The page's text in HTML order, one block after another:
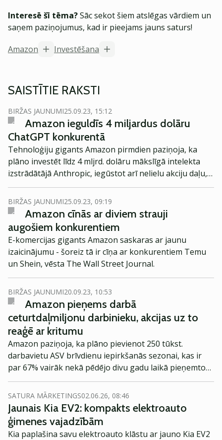
Interesē šī tēma?Sāc sekot šiem atslēgas vārdiem un
saņem paziņojumus, kad ir pieejams jauns saturs!
Amazon
Investēšana
SAISTĪTIE RAKSTI
BIRŽAS JAUNUMI25.09.23, 15:12
Amazon ieguldīs 4 miljardus dolāru
ChatGPT konkurentā
Tehnoloģiju gigants Amazon pirmdien paziņoja, ka
plāno investēt līdz 4 mljrd. dolāru mākslīgā intelekta
izstrādātājā Anthropic, iegūstot arī nelielu akciju daļu,
raksta CNBC.
BIRŽAS JAUNUMI25.09.23, 09:19
Amazon cīnās ar diviem strauji
augošiem konkurentiem
E-komercijas gigants Amazon saskaras ar jaunu
izaicinājumu - šoreiz tā ir cīņa ar konkurentiem Temu
un Shein, vēsta The Wall Street Journal.
BIRŽAS JAUNUMI20.09.23, 10:53
Amazon pieņems darbā
ceturtdaļmiljonu darbinieku, akcijas uz to
reaģē ar kritumu
Amazon paziņoja, ka plāno pievienot 250 tūkst.
darbavietu ASV brīvdienu iepirkšanās sezonai, kas ir
par 67% vairāk nekā pēdējo divu gadu laikā pieņemto
darbinieku skaits, ziņo Reuters.
SATURA MĀRKETINGS02.06.26, 08:46
Jaunais Kia EV2: kompakts elektroauto
ģimenes vajadzībām
Kia paplašina savu elektroauto klāstu ar jauno Kia EV2